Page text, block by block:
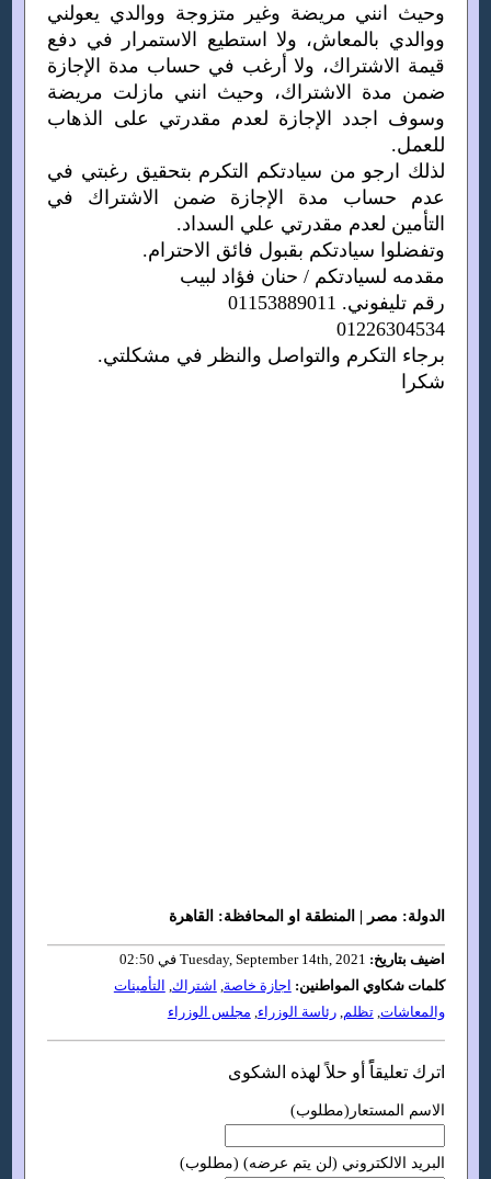
وحيث انني مريضة وغير متزوجة ووالدي يعولني
ووالدي بالمعاش، ولا استطيع الاستمرار في دفع
قيمة الاشتراك، ولا أرغب في حساب مدة الإجازة
ضمن مدة الاشتراك، وحيث انني مازلت مريضة
وسوف اجدد الإجازة لعدم مقدرتي على الذهاب
للعمل.
لذلك ارجو من سيادتكم التكرم بتحقيق رغبتي في
عدم حساب مدة الإجازة ضمن الاشتراك في
التأمين لعدم مقدرتي علي السداد.
وتفضلوا سيادتكم بقبول فائق الاحترام.
مقدمه لسيادتكم / حنان فؤاد لبيب
رقم تليفوني. 01153889011
01226304534
برجاء التكرم والتواصل والنظر في مشكلتي.
شكرا
الدولة: مصر | المنطقة او المحافظة: القاهرة
اضيف بتاريخ:
كلمات شكاوي المواطنين: اجازة خاصة, اشتراك, التأمينات
والمعاشات,تظلم,رئاسة الوزراء, مجلس الوزراء
اترك تعليقاًً أو حلاً لهذه الشكوى
الاسم المستعار(مطلوب)
البريد الالكتروني (لن يتم عرضه) (مطلوب)